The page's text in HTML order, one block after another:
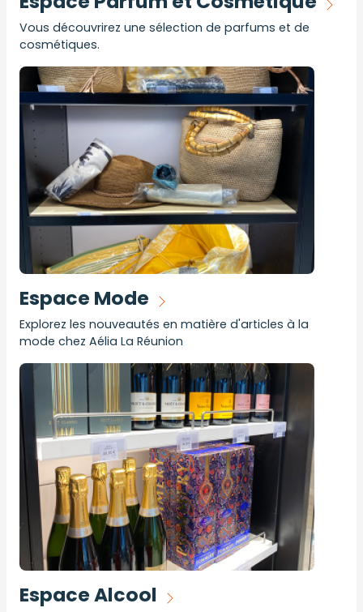
Vous découvrirez une sélection de parfums et de
cosmétiques.
Espace Mode
Explorez les nouveautés en matière d'articles à la
mode chez Aélia La Réunion
Espace Alcool